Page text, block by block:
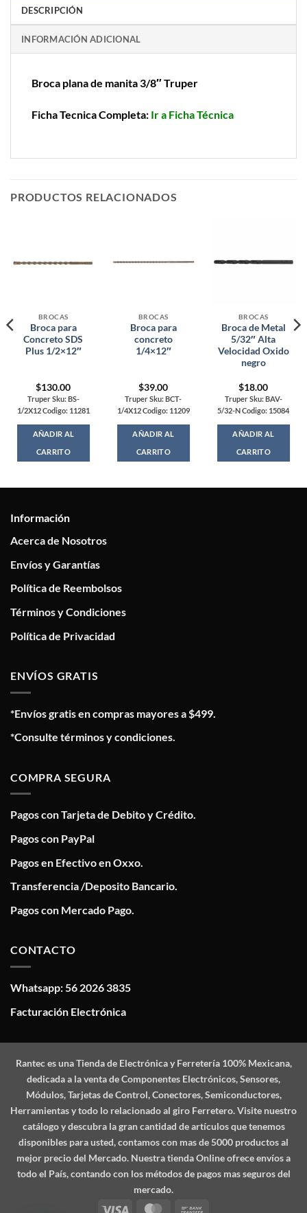
DESCRIPCIÓN
INFORMACIÓN ADICIONAL
Broca plana de manita 3/8″ Truper
Ficha Tecnica Completa: Ir a Ficha Técnica
PRODUCTOS RELACIONADOS
BROCAS
Broca para
Concreto SDS
Plus 1/2×12″
$130.00
Truper Sku: BS-
1/2X12 Codigo: 11281
AÑADIR AL
CARRITO
BROCAS
Broca para
concreto
1/4×12″
$39.00
Truper Sku: BCT-
1/4X12 Codigo: 11209
AÑADIR AL
CARRITO
BROCAS
Broca de Metal
5/32″ Alta
Velocidad Oxido
negro
$18.00
Truper Sku: BAV-
5/32-N Codigo: 15084
AÑADIR AL
CARRITO
Información
Acerca de Nosotros
Envíos y Garantías
Política de Reembolsos
Términos y Condiciones
Política de Privacidad
ENVÍOS GRATIS
*Envíos gratis en compras mayores a $499.
*Consulte términos y condiciones.
COMPRA SEGURA
Pagos con Tarjeta de Debito y Crédito.
Pagos con PayPal
Pagos en Efectivo en Oxxo.
Transferencia /Deposito Bancario.
Pagos con Mercado Pago.
CONTACTO
Whatsapp: 56 2026 3835
Facturación Electrónica
Ranteces una Tienda de Electrónica y Ferretería 100% Mexicana,
dedicada a la venta de Componentes Electrónicos, Sensores,
Módulos, Tarjetas de Control, Conectores, Semiconductores,
Herramientas y todo lo relacionado al giro Ferretero. Visite nuestro
catálogo y descubra la gran cantidad de artículos que tenemos
disponibles para usted, contamos con mas de 5000 productos al
mejor precio del Mercado. Nuestra tienda Online ofrece envíos a
todo el País, contando con los métodos de pagos mas seguros del
mercado.
Visa
MasterCard